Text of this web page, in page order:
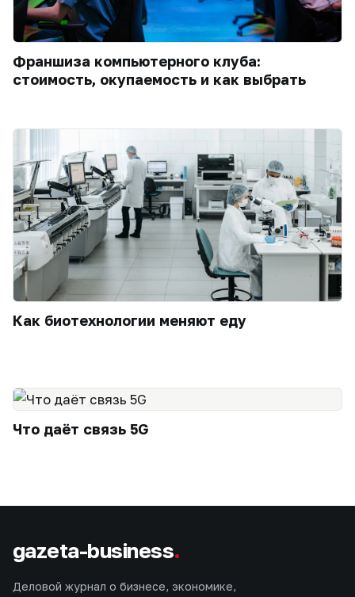
Франшиза компьютерного клуба:
стоимость, окупаемость и как выбрать
Как биотехнологии меняют еду
Что даёт связь 5G
gazeta-business.
Деловой журнал о бизнесе, экономике,